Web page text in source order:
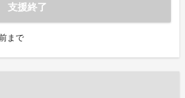
支援終了
まで